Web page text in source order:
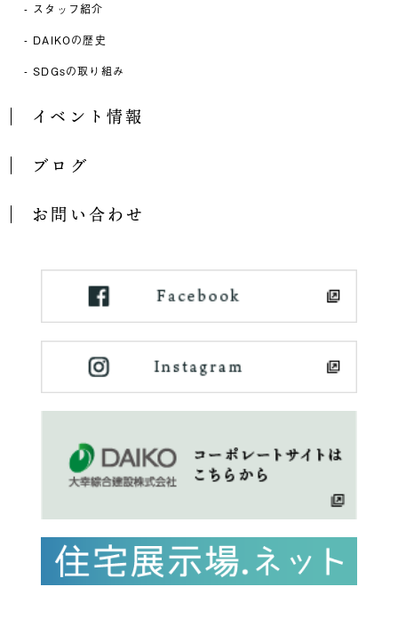
スタッフ紹介
DAIKOの歴史
SDGsの取り組み
イベント情報
ブログ
お問い合わせ